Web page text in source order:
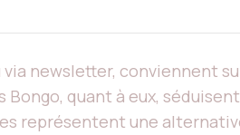
newsletter, conviennent
quant à eux,
représentent une